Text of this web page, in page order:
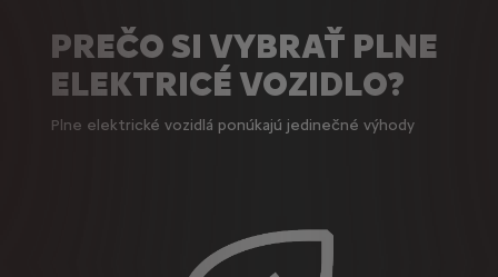
PREČO SI VYBRAŤ PLNE
ELEKTRICÉ VOZIDLO?
Plne elektrické vozidlá ponúkajú jedinečné výhody